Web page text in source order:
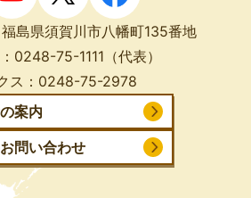
島県須賀川市八幡町135番地
0248-75-1111 （代表）
ス： 0248-75-2978
案内
問い合わせ